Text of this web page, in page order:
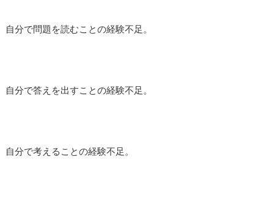
自分で問題を読むことの経験不足。
自分で答えを出すことの経験不足。
自分で考えることの経験不足。